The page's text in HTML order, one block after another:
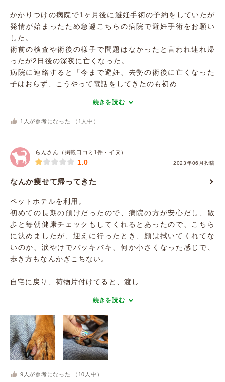
かかりつけの病院で1ヶ月後に避妊手術の予約をしていたが
発情が始まったため急遽こちらの病院で避妊手術をお願い
した。
術前の検査や術後の様子で問題はなかったと言われ連れ帰
ったが2日後の深夜に亡くなった。
病院に連絡すると「今まで避妊、去勢の術後に亡くなった
子はおらず、こうやって電話をしてきたのも初め...
続きを読む
1 人が参考になった （ 1 人中）
らんさん（掲載口コミ1件・イヌ）
2023年06月投稿
1.0
なんか痩せて帰ってきた
ペットホテルを利用。
初めての長期の預けだったので、病院の方が安心だし、散
歩と毎朝健康チェックもしてくれるとあったので、こちら
に決めましたが、迎えに行ったとき、顔は拭いてくれてな
いのか、涙やけでバッキバキ、何か小さくなった感じで、
歩き方もなんかぎこちない。
自宅に戻り、荷物片付けてると、渡し...
続きを読む
9 人が参考になった （ 10 人中）